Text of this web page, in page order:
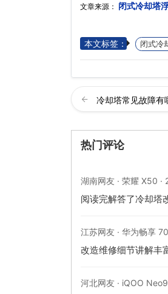
文章来源： 闭式冷却塔
本文标签： 闭式冷
冷却塔常见故障
热门评论
湖南网友 · 荣耀 X50 ·
阅读完解答了冷却塔
江苏网友 · 华为畅享
改造维修细节讲解丰
河北网友 · iQOO